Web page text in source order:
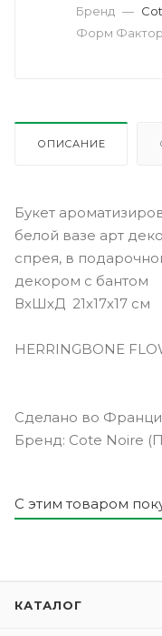
Бренд —
Форм Фактор
ОПИСАНИЕ
Букет
белой вазе арт
спрея, в
декором с бантом
ВхШхД 21х17х17 см
HERRINGBONE
Сделано во
Бренд: Cote Noire
С этим товаром
КАТАЛОГ